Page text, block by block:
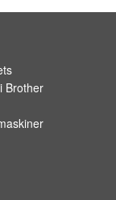
Brother